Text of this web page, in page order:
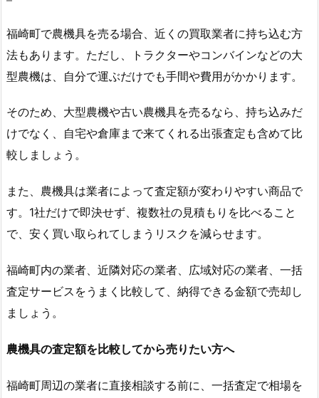
福崎町で農機具を売る場合、近くの買取業者に持ち込む方
法もあります。ただし、トラクターやコンバインなどの大
型農機は、自分で運ぶだけでも手間や費用がかかります。
そのため、大型農機や古い農機具を売るなら、持ち込みだ
けでなく、自宅や倉庫まで来てくれる出張査定も含めて比
較しましょう。
また、農機具は業者によって査定額が変わりやすい商品で
す。1社だけで即決せず、複数社の見積もりを比べること
で、安く買い取られてしまうリスクを減らせます。
福崎町内の業者、近隣対応の業者、広域対応の業者、一括
査定サービスをうまく比較して、納得できる金額で売却し
ましょう。
農機具の査定額を比較してから売りたい方へ
福崎町周辺の業者に直接相談する前に、一括査定で相場を